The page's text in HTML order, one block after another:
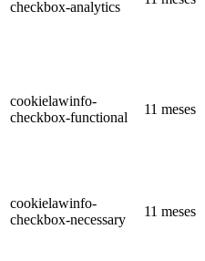
checkbox-analytics
cookielawinfo-
checkbox-functional
11 meses
cookielawinfo-
checkbox-necessary
11 meses